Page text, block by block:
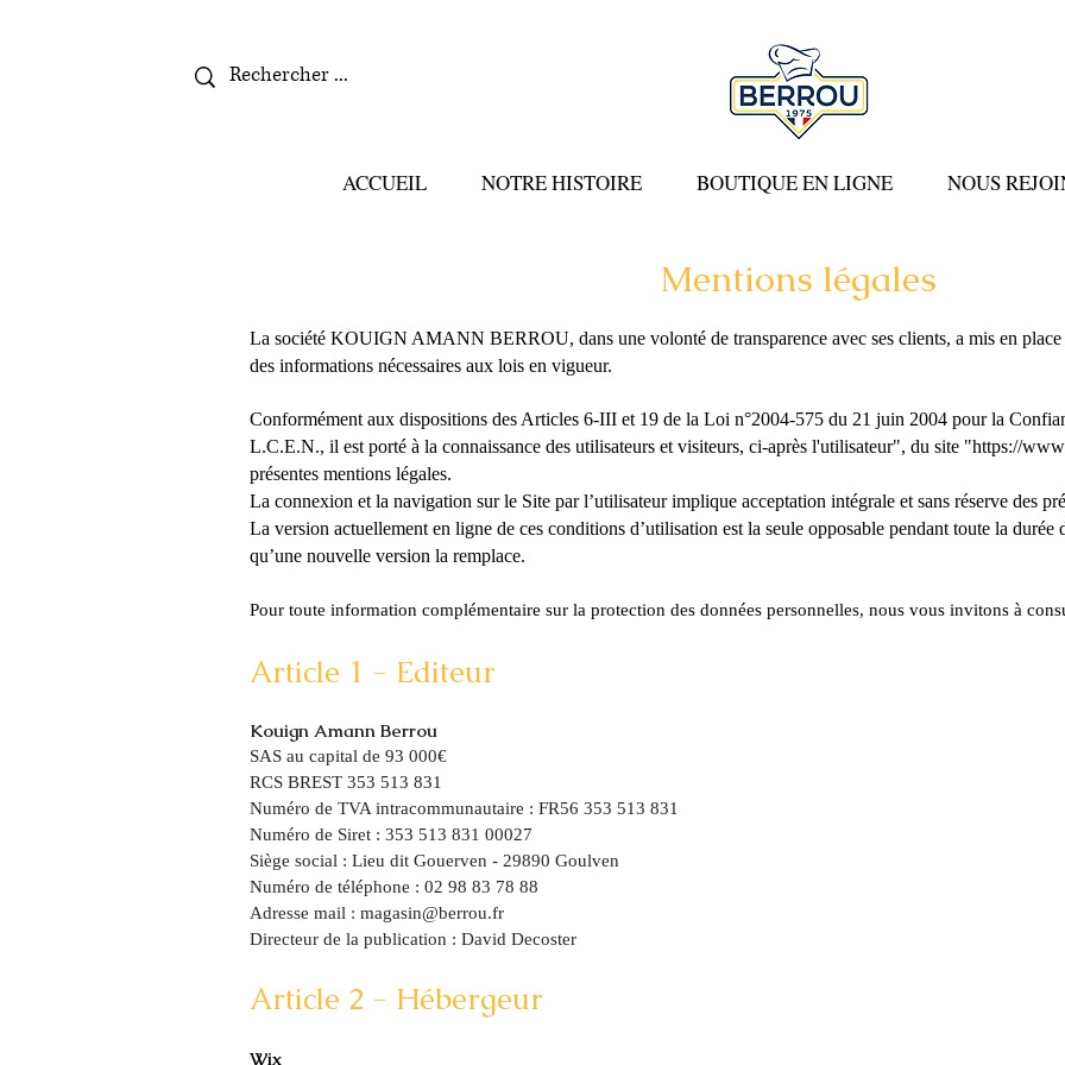
ACCUEIL NOTRE HISTOIRE BOUTIQUE EN LIGNE NOUS
Mentions légales
La société KOUIGN AMANN BERROU, dans une volonté de transparence avec ses clients, a mis en place
des informations nécessaires aux lois en vigueur.
Conformément aux dispositions des Articles 6-III et 19 de la Loi n°2004-575 du 21 juin 2004 pour la
L.C.E.N., il est porté à la connaissance des utilisateurs et visiteurs, ci-après l'utilisateur", du site "https://
présentes mentions légales.
La connexion et la navigation sur le Site par l’utilisateur implique acceptation intégrale et sans réserve des
La version actuellement en ligne de ces conditions d’utilisation est la seule opposable pendant toute la durée
qu’une nouvelle version la remplace.
Pour toute information complémentaire sur la protection des données personnelles, nous vous invitons à
Article 1 - Editeur
Kouign Amann Berrou
SAS au capital de 93 000€
RCS BREST 353 513 831
Numéro de TVA intracommunautaire : FR56 353 513 831
Numéro de Siret : 353 513 831 00027
Siège social : Lieu dit Gouerven - 29890 Goulven
Numéro de téléphone : 02 98 83 78 88
Adresse mail : magasin@berrou.fr
Directeur de la publication : David Decoster
Article 2 - Hébergeur
Wix